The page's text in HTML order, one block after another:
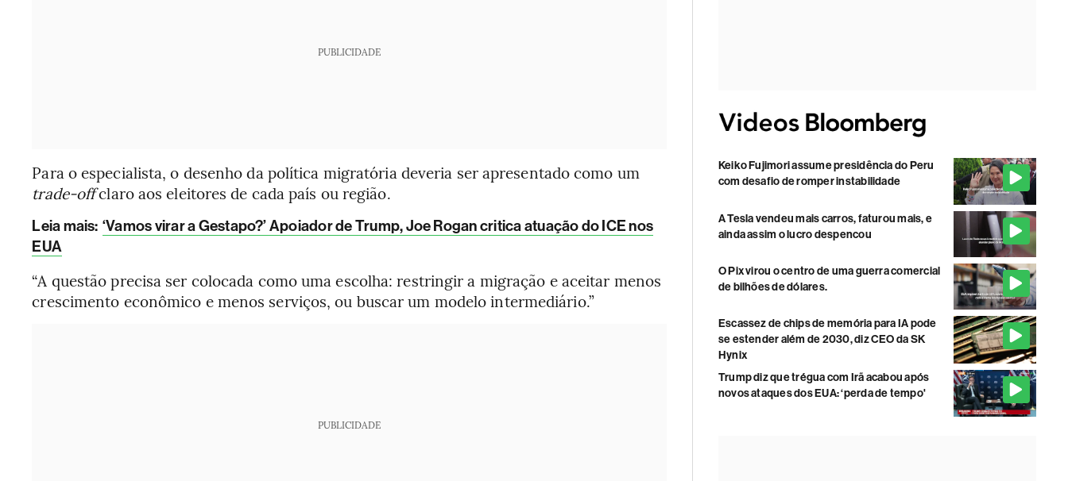
PUBLICIDADE
Para o especialista, o desenho da política migratória deveria ser apresentado como um
trade-offclaro aos eleitores de cada país ou região.
Leia mais: ‘Vamos virar a Gestapo?’ Apoiador de Trump, Joe Rogan critica atuação do ICE nos
EUA
“A questão precisa ser colocada como uma escolha: restringir a migração e aceitar menos
crescimento econômico e menos serviços, ou buscar um modelo intermediário.”
PUBLICIDADE
Keiko Fujimori assume presidência do Peru
com desafio de romper instabilidade
A Tesla vendeu mais carros, faturou mais, e
ainda assim o lucro despencou
O Pix virou o centro de uma guerra comercial
de bilhões de dólares.
Escassez de chips de memória para IA pode
se estender além de 2030, diz CEO da SK
Hynix
Trump diz que trégua com Irã acabou após
novos ataques dos EUA: ‘perda de tempo'